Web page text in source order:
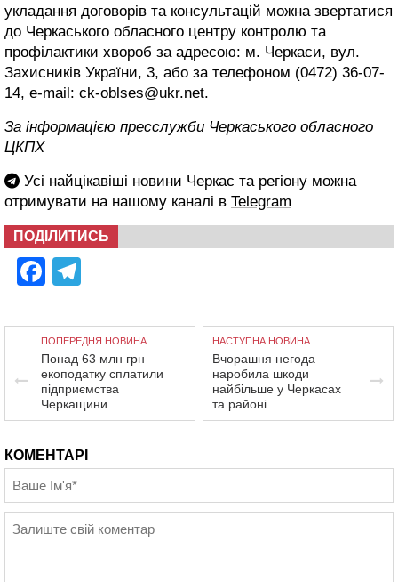
укладання договорів та консультацій можна звертатися
до Черкаського обласного центру контролю та
профілактики хвороб за адресою: м. Черкаси, вул.
Захисників України, 3, або за телефоном (0472) 36-07-
14, e-mail: ck-oblses@ukr.net.
За інформацією пресслужби Черкаського обласного
ЦКПХ
Усі найцікавіші новини Черкас та регіону можна
отримувати на нашому каналі в Telegram
ПОДІЛИТИСЬ
Facebook
ПОПЕРЕДНЯ НОВИНА
Понад 63 млн грн
екоподатку сплатили
підприємства
Черкащини
НАСТУПНА НОВИНА
Вчорашня негода
наробила шкоди
найбільше у Черкасах
та районі
КОМЕНТАРІ